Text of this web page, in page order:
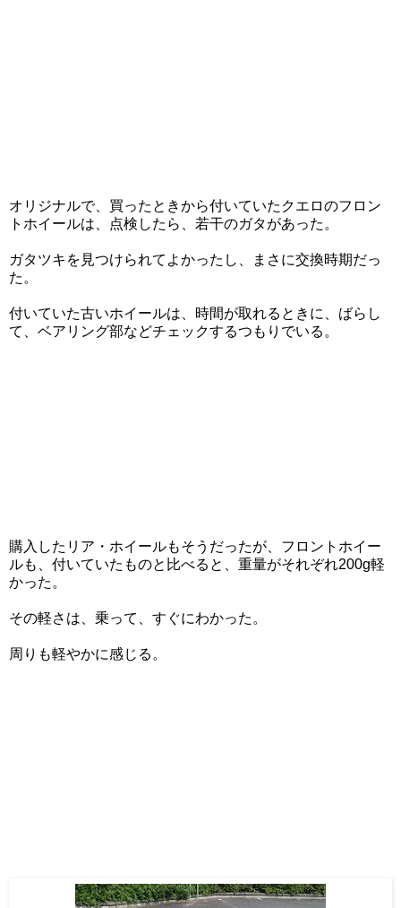
オリジナルで、買ったときから付いていたクエロのフロン
トホイールは、点検したら、若干のガタがあった。
ガタツキを見つけられてよかったし、まさに交換時期だっ
た。
付いていた古いホイールは、時間が取れるときに、ばらし
て、ベアリング部などチェックするつもりでいる。
購入したリア・ホイールもそうだったが、フロントホイー
ルも、付いていたものと比べると、重量がそれぞれ200g軽
かった。
その軽さは、乗って、すぐにわかった。
周りも軽やかに感じる。